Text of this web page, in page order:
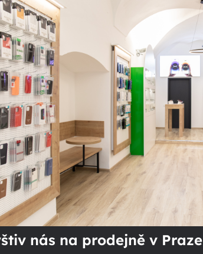
nás na prodejně v Praze